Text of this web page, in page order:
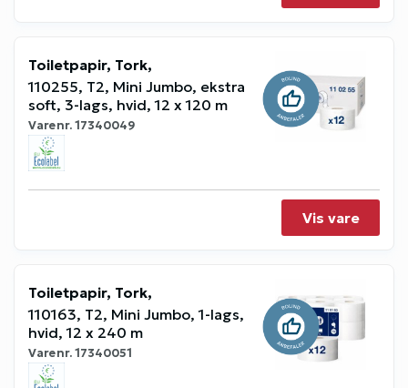
Toiletpapir, Tork,
110255, T2, Mini Jumbo, ekstra
soft, 3-lags, hvid, 12 x 120 m
Varenr.17340049
Vis vare
Toiletpapir, Tork,
110163, T2, Mini Jumbo, 1-lags,
hvid, 12 x 240 m
Varenr.17340051